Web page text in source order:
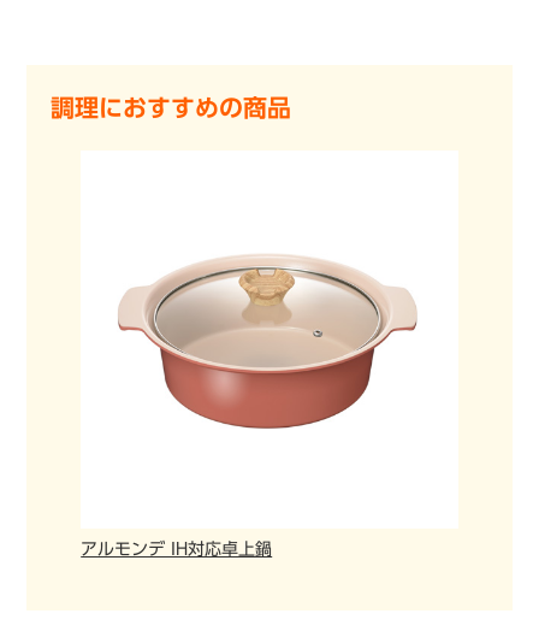
調理におすすめの商品
アルモンデ IH対応卓上鍋